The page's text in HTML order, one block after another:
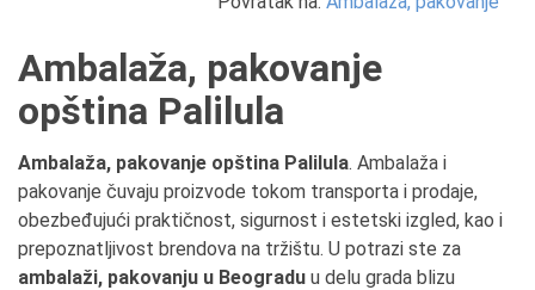
Ambalaža, pakovanje
opština Palilula
Ambalaža, pakovanje opština Palilula. Ambalaža i
pakovanje čuvaju proizvode tokom transporta i prodaje,
obezbeđujući praktičnost, sigurnost i estetski izgled, kao i
prepoznatljivost brendova na tržištu. U potrazi ste za
ambalaži, pakovanju u Beogradu u delu grada blizu